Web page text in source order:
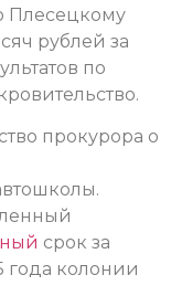
Плесецкому
рублей за
по
прокурора о
срок за
года колонии